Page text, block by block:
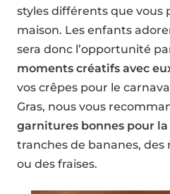
styles différents que vous
maison. Les enfants
sera donc l’opportunité
moments créatifs avec
vos crêpes pour le
Gras, nous vous
garnitures bonnes pour la
tranches de bananes, des
ou des fraises.